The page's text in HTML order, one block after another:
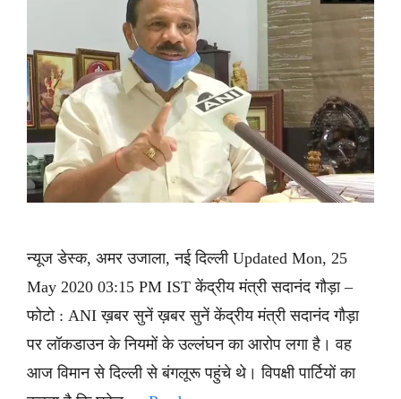
न्यूज डेस्क, अमर उजाला, नई दिल्ली Updated Mon, 25
May 2020 03:15 PM IST केंद्रीय मंत्री सदानंद गौड़ा –
फोटो : ANI ख़बर सुनें ख़बर सुनें केंद्रीय मंत्री सदानंद गौड़ा
पर लॉकडाउन के नियमों के उल्लंघन का आरोप लगा है। वह
आज विमान से दिल्ली से बंगलूरू पहुंचे थे। विपक्षी पार्टियों का